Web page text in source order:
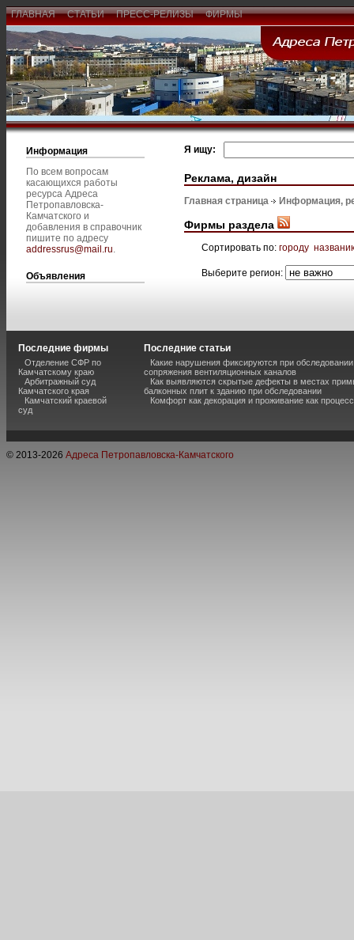
ГЛАВНАЯ СТАТЬИ ПРЕСС-РЕЛИЗЫ ФИРМЫ
Информация
По всем вопросам
касающихся работы
ресурса Адреса
Петропавловска-
Камчатского и
добавления в справочник
пишите по адресу
addressrus@mail.ru.
Объявления
Я ищу:
Реклама, дизайн
Главная страница Информация,
Фирмы раздела
Сортировать по: городу
Выберите регион:
Последние фирмы
Отделение СФР по
Камчатскому краю
Арбитражный суд
Камчатского края
Камчатский краевой
суд
Последние статьи
Какие нарушения фиксируются при обследовании
сопряжения вентиляционных каналов
Как выявляются скрытые дефекты в местах
балконных плит к зданию при обследовании
Комфорт как декорация и проживание как процесс
© 2013-2026 Адреса Петропавловска-Камчатского